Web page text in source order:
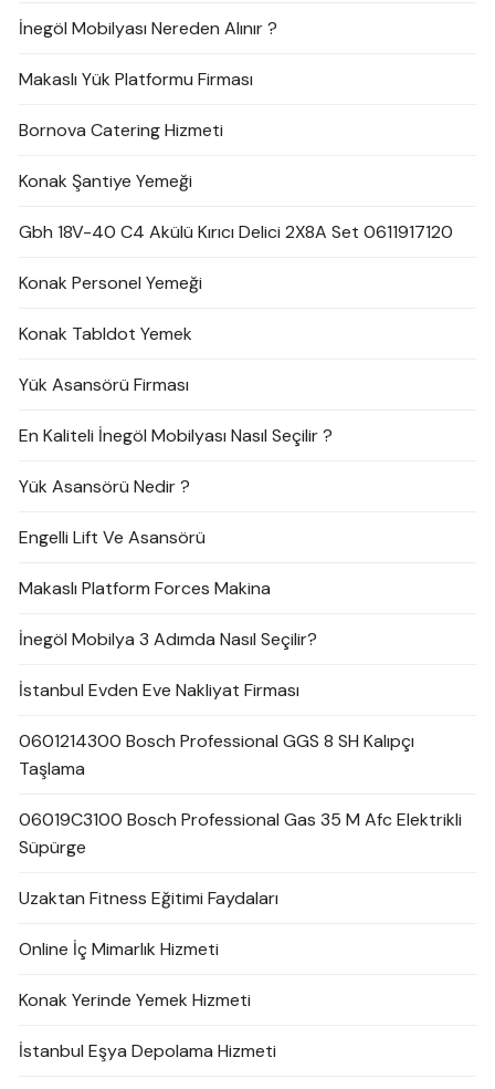
İnegöl Mobilyası Nereden Alınır ?
Makaslı Yük Platformu Firması
Bornova Catering Hizmeti
Konak Şantiye Yemeği
Gbh 18V-40 C4 Akülü Kırıcı Delici 2X8A Set 0611917120
Konak Personel Yemeği
Konak Tabldot Yemek
Yük Asansörü Firması
En Kaliteli İnegöl Mobilyası Nasıl Seçilir ?
Yük Asansörü Nedir ?
Engelli Lift Ve Asansörü
Makaslı Platform Forces Makina
İnegöl Mobilya 3 Adımda Nasıl Seçilir?
İstanbul Evden Eve Nakliyat Firması
0601214300 Bosch Professional GGS 8 SH Kalıpçı
Taşlama
06019C3100 Bosch Professional Gas 35 M Afc Elektrikli
Süpürge
Uzaktan Fitness Eğitimi Faydaları
Online İç Mimarlık Hizmeti
Konak Yerinde Yemek Hizmeti
İstanbul Eşya Depolama Hizmeti